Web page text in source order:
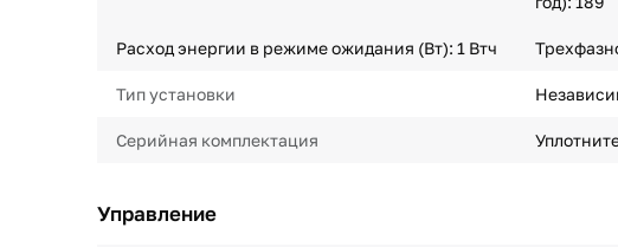
Расход энергии в режиме ожидания (Вт): 1 Втч
Тип установки
Серийная комплектация
Управление